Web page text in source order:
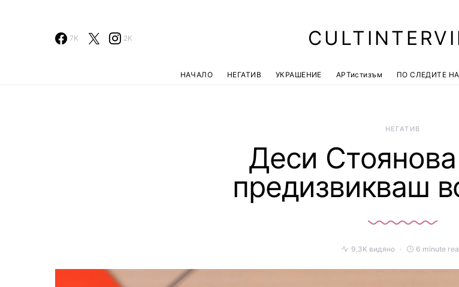
7K 2K
НАЧАЛО НЕГАТИВ УКРАШЕНИЕ АРТистизъм ПО СЛЕДИТЕ
НЕГАТИВ
Деси
предизвикваш
9,3K видяно 6 minute